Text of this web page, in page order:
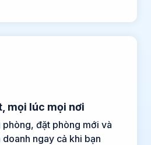
mọi lúc mọi nơi
đặt phòng mới và
ngay cả khi bạn